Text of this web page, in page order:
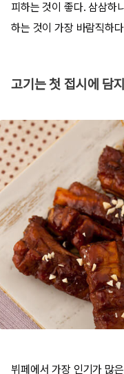
피하는 것이 좋다. 삼삼하
하는 것이 가장 바람직하
고기는 첫 접시에 담
뷔페에서 가장 인기가 많